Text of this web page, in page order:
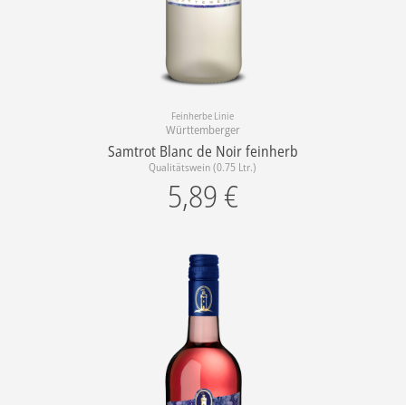
Feinherbe Linie
Württemberger
Samtrot Blanc de Noir feinherb
Qualitätswein (0.75 Ltr.)
5,89 €